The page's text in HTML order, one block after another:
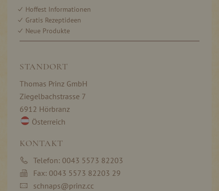
Hoffest Informationen
Gratis Rezeptideen
Neue Produkte
STANDORT
Thomas Prinz GmbH
Ziegelbachstrasse 7
6912 Hörbranz
Österreich
KONTAKT
Telefon: 0043 5573 82203
Fax: 0043 5573 82203 29
schnaps@prinz.cc